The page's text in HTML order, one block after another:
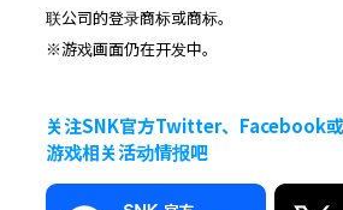
联公司的登录商标或商标。
※游戏画面仍在开发中。
关注SNK官方Twitter、Facebook
游戏相关活动情报吧